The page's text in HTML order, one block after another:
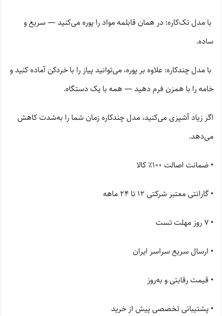
با مدل تک‌کاره: در همان قابلمه مواد را پوره می‌کنید — سریع و
ساده.
با مدل چندکاره: علاوه بر پوره، می‌توانید پیاز را با خردکن آماده کنید و
خامه را با همزن فرم دهید — همه با یک دستگاه.
اگر زیاد آشپزی می‌کنید، مدل چندکاره زمان شما را به‌شدت کاهش
می‌دهد.
• ضمانت اصالت ۱۰۰٪ کالا
• گارانتی معتبر شرکتی ۱۲ تا ۲۴ ماهه
• ۷ روز مهلت تست
• ارسال سریع سراسر ایران
• قیمت رقابتی و به‌روز
• پشتیبانی تخصصی پیش از خرید